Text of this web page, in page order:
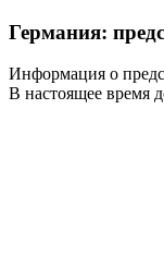
Германия:
Информация о
В настоящее время